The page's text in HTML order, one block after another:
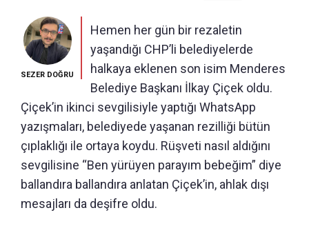
SEZER DOĞRU
Hemen her gün bir rezaletin
yaşandığı CHP’li belediyelerde
halkaya eklenen son isim Menderes
Belediye Başkanı İlkay Çiçek oldu.
Çiçek’in ikinci sevgilisiyle yaptığı WhatsApp
yazışmaları, belediyede yaşanan rezilliği bütün
çıplaklığı ile ortaya koydu. Rüşveti nasıl aldığını
sevgilisine “Ben yürüyen parayım bebeğim” diye
ballandıra ballandıra anlatan Çiçek’in, ahlak dışı
mesajları da deşifre oldu.